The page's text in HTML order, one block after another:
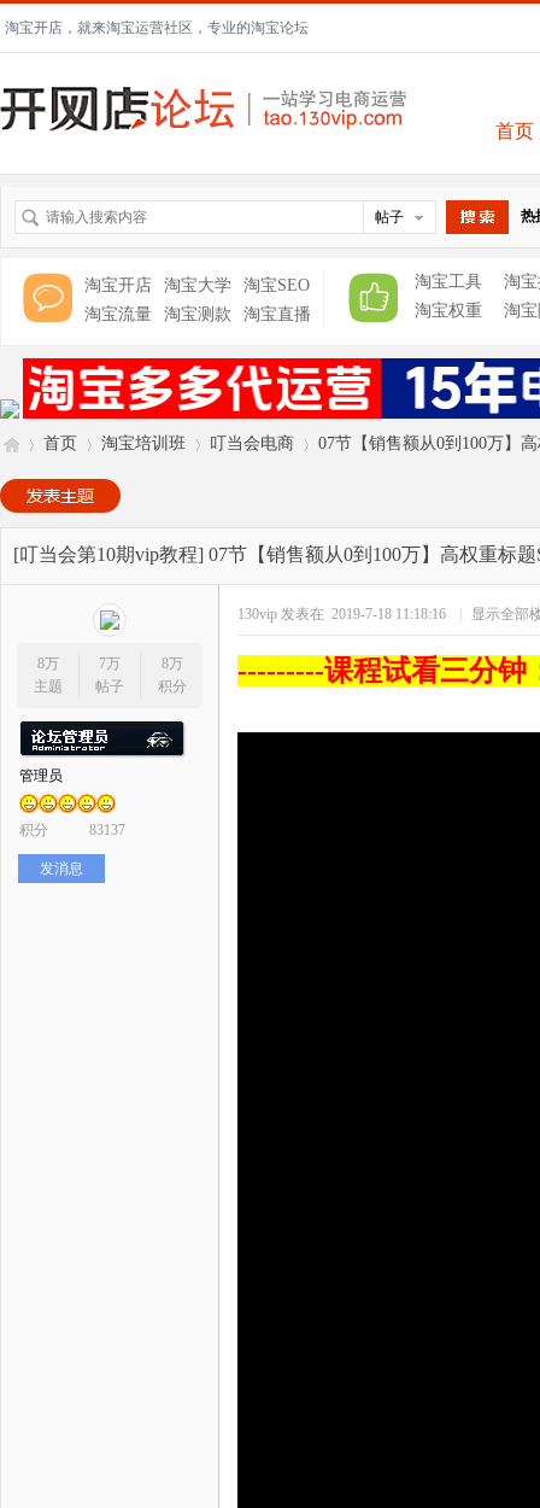
淘宝开店，就来淘宝运营社区，专业的淘宝论坛
首页
帖子 热
淘宝开店 淘宝大学
淘宝SEO
淘宝流量
淘宝测款 淘宝直播
淘宝工具
淘
淘宝权重
淘
开 »
首页
›
淘宝培训班
›
叮当会电商
›
07节【销售额从0到100万】
[叮当会第10期vip教程] 07节【销售额从0到100万】高权重标
8万
主题
7万
帖子
8万
积分
管理员
积分 83137
发消息
130vip 发表在 2019-7-18 11:18:16 | 显示全部
---------课程试看三分钟